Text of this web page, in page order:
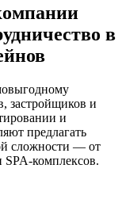
в
застройщиков и
и
предлагать
сложности — от
SPA-комплексов.